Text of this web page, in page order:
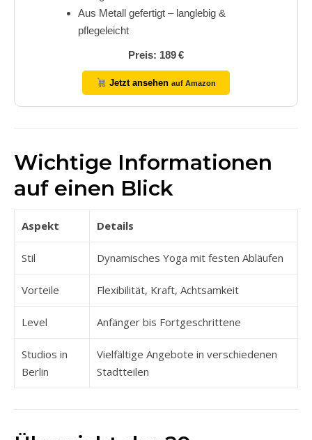
Aus Metall gefertigt – langlebig &
pflegeleicht
Preis: 189 €
Jetzt ansehenauf Amazon
Wichtige Informationen
auf einen Blick
Aspekt Details
Stil Dynamisches Yoga mit festen Abläufen
Vorteile Flexibilität, Kraft, Achtsamkeit
Level Anfänger bis Fortgeschrittene
Studios in
Berlin
Vielfältige Angebote in verschiedenen
Stadtteilen